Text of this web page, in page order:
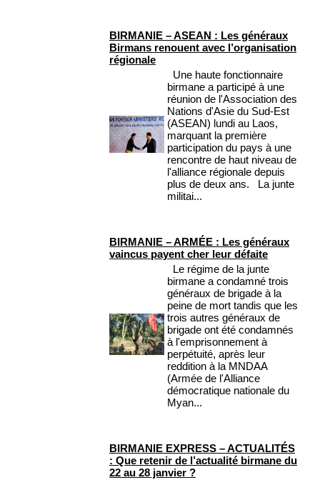
BIRMANIE – ASEAN : Les généraux
Birmans renouent avec l’organisation
régionale
Une haute fonctionnaire
birmane a participé à une
réunion de l'Association des
Nations d'Asie du Sud-Est
(ASEAN) lundi au Laos,
marquant la première
participation du pays à une
rencontre de haut niveau de
l'alliance régionale depuis
plus de deux ans. La junte
militai...
BIRMANIE – ARMÉE : Les généraux
vaincus payent cher leur défaite
Le régime de la junte
birmane a condamné trois
généraux de brigade à la
peine de mort tandis que les
trois autres généraux de
brigade ont été condamnés
à l'emprisonnement à
perpétuité, après leur
reddition à la MNDAA
(Armée de l'Alliance
démocratique nationale du
Myan...
BIRMANIE EXPRESS – ACTUALITÉS
: Que retenir de l’actualité birmane du
22 au 28 janvier ?